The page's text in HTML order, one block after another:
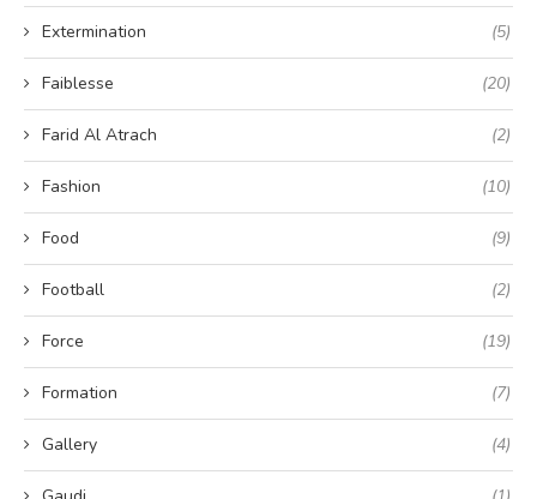
Extermination (5)
Faiblesse (20)
Farid Al Atrach (2)
Fashion (10)
Food (9)
Football (2)
Force (19)
Formation (7)
Gallery (4)